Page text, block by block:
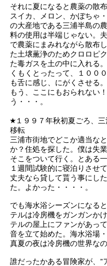
それに夏になると農薬の散布
スイカ、メロン、かぼちゃ
の大産地である三浦半島の
料の使用は半端じゃない。
で農薬にまみれながら散布
た土壌薫浄のためクロロピ
た毒ガスを土の中に入れる
くもくとったって、１００
も舌に感じ、にがくさせる。
もう、ここにもおられない
う・・・。
★１９９７年秋初夏ごろ、三
移転
三浦市街地でどこか適当な
か？住処を探した。僕は失
そこをついて行く。とある一
１週間試験的に寝泊りさせ
丈夫なら貸して貰う事にし
た。よかった・・・・。
でも海水浴シーズンになる
テルは冷房機をガンガンか
テルの屋上にファンがあっ
音を立て始めた。海水浴場
真夏の夜は冷房機の世界なの
誰だったかある冒険家が、”